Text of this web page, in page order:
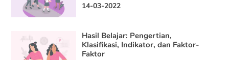
14-03-2022
Hasil Belajar: Pengertian,
Klasifikasi, Indikator, dan Faktor-
Faktor